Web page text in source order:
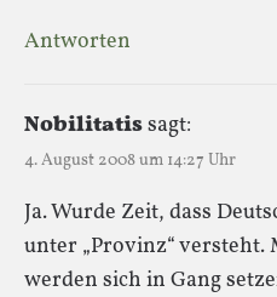
Antworten
Nobilitatissagt:
4. August 2008 um 14:27 Uhr
Ja. Wurde Zeit, dass
unter „Provinz“
werden sich in Gang